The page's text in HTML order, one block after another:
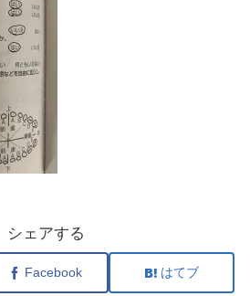
シェアする
Facebook はてブ